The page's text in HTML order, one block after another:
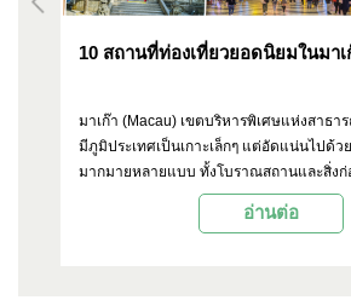
10 สถานที่ท่องเที่ยวยอดนิยมในมาเ
มาเก๊า (Macau) เขตบริหารพิเศษแห่งสาธ
มีภูมิประเทศเป็นเกาะเล็กๆ แต่อัดแน่นไปด้ว
มากมายหลายแบบ ทั้งโบราณสถานและสิ่งก่
นี่กลายเป็นหนึ่งในเป้าหมายของนักเดินทางช
เดินทางเพียง 2 ชั่วโมง Palanla จึงขอเอาใ
อ่านต่อ